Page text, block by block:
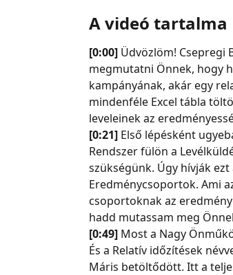
A videó tartalma
[0:00] Üdvözlöm! Csepregi
megmutatni Önnek, hogy
kampányának, akár egy
mindenféle Excel tábla
leveleinek az
[0:21] Első lépésként
Rendszer fülön a
szükségünk. Úgy hívják
Eredménycsoportok. Ami
csoportoknak az
hadd mutassam meg
[0:49] Most a Nagy
És a Relatív időzítések
Máris betöltődött. Itt a